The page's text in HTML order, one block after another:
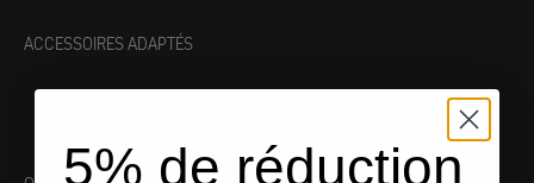
ACCESSOIRES ADAPTÉS
5% de réduction